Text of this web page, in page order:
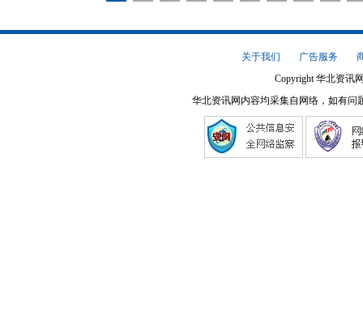
关于我们 广告服务
Copyright 华北资讯
华北资讯网内容均采集自网络，如有问